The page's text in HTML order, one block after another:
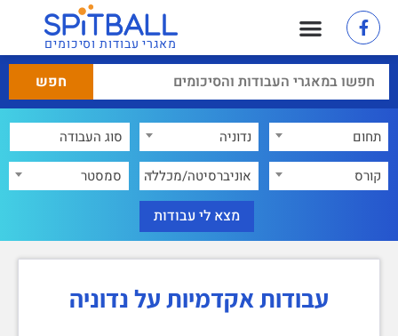
מאגרי עבודות וסיכומים
תחום
נדוניה
קורס
אוניברסיטה/מכללה סמסטר
עבודות אקדמיות על נדוניה